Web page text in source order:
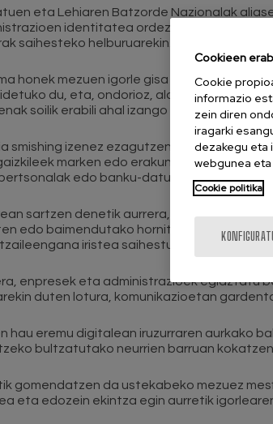
eta Lehiaren Batzorde Nazionalak
identitatea ordezkatzen duten
saihesteko helburuarekin.
honek mezuen igorle gisa agertzen diren
du, eta, ondorioz, aldez aurretik
soilik erabili ahal izango dira.
smishing izenez ezagutzen diren iruzurren
marken edo erakundeen izenak
edo banku-datuak eskuratzeko.
sartzen denetik aurrera,
edo baimendutako hornitzaileetatik ez
iristea saihestuz.
enpresek eta administrazioek egiaztatu
duten lotura, komunikazioetan
hau eremu digitalean iruzurraren aurkako
bultzatutako neurrien barruan kokatzen
gomendatzen da ustekabeko mezuez
eta edozein ekintza egin aurretik
Cookieen
Cookie
informazio
zein diren
iragarki
dezakegu eta
webgunea
Cookie politika